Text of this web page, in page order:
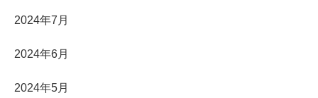
2024年7月
2024年6月
2024年5月